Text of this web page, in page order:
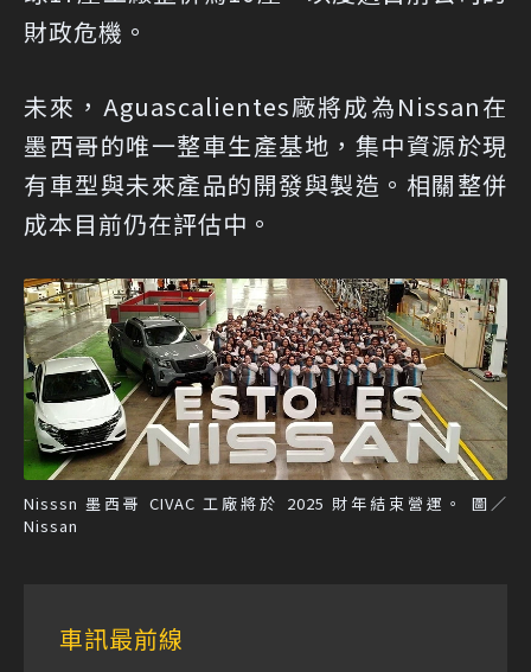
財政危機。
未來，Aguascalientes廠將成為Nissan在
墨西哥的唯一整車生產基地，集中資源於現
有車型與未來產品的開發與製造。相關整併
成本目前仍在評估中。
Nisssn 墨西哥 CIVAC 工廠將於 2025 財年結束營運。 圖／
Nissan
車訊最前線